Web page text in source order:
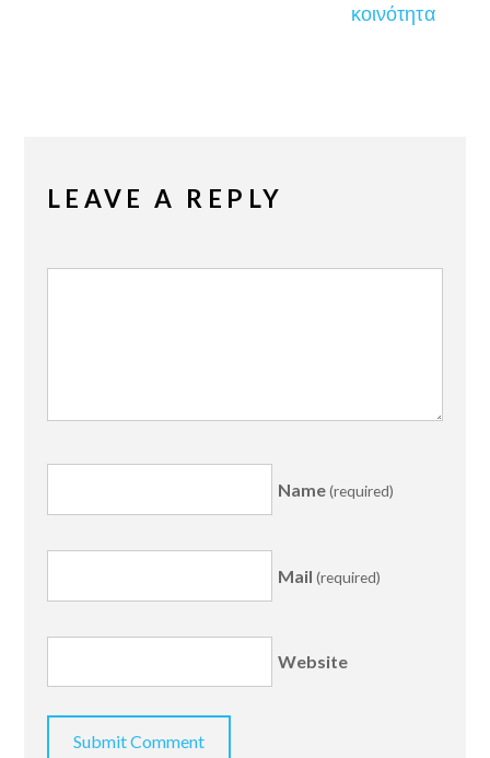
κοινότητα
LEAVE A REPLY
Name(required)
Mail (required)
Website